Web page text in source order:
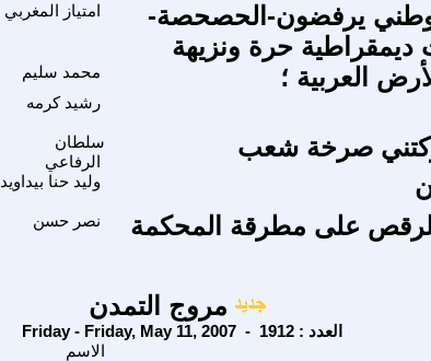
امتياز المغربي
يرفضون-الحصحصة-
ديمقراطية حرة ونزيهة
محمد سليم العربية ؛
رشيد كرمه
سلطان
الرفاعي
صرخة شعب
وليد حنا بيداويد
نصر حسن
على مطرقة المحكمة
مروج التمدن
Friday - Friday, May 11, 2007 - العدد : 1912
الاسم